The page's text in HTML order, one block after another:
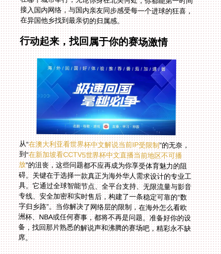
在异国他乡找到最亲切的归属感。
行动起来，找回属于你的赛场激情
从“在澳大利亚看世界杯中文解说当前IP受限制”的无奈，
到“在新加坡看CCTV5世界杯中文直播当前地区不可播
放”的沮丧，这些问题都不应再成为你享受体育魅力的阻
碍。关键在于选择一款真正为海外华人需求设计的专业工
具。它通过全球智能节点、全平台支持、无限流量与影音
专线、安全加密和实时售后，构建了一条稳定可靠的“数
字归乡路”。当你解决了网络层的限制，在海外怎么看欧
洲杯、NBA或任何赛事，都将不再是问题。准备好你的设
备，找回那片熟悉的解说声和沸腾的赛场吧，精彩永不缺
席。